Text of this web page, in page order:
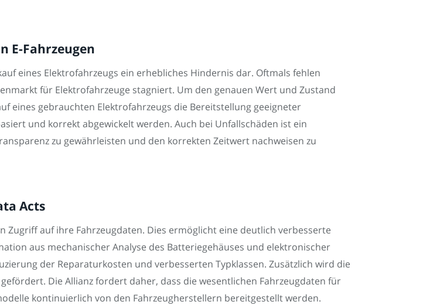
E-Fahrzeugen
eines Elektrofahrzeugs ein erhebliches Hindernis dar. Oftmals fehlen
für Elektrofahrzeuge stagniert. Um den genauen Wert und Zustand
eines gebrauchten Elektrofahrzeugs die Bereitstellung geeigneter
und korrekt abgewickelt werden. Auch bei Unfallschäden ist ein
zu gewährleisten und den korrekten Zeitwert nachweisen zu
Acts
Zugriff auf ihre Fahrzeugdaten. Dies ermöglicht eine deutlich verbesserte
aus mechanischer Analyse des Batteriegehäuses und elektronischer
der Reparaturkosten und verbesserten Typklassen. Zusätzlich wird die
Die Allianz fordert daher, dass die wesentlichen Fahrzeugdaten für
kontinuierlich von den Fahrzeugherstellern bereitgestellt werden.